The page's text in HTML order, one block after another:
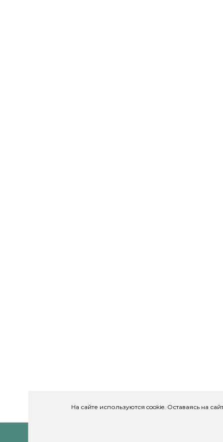
На сайте используются cookie. Оставаясь на